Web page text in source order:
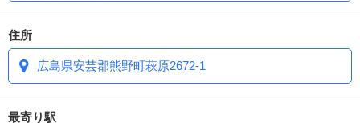
住所
広島県安芸郡熊野町萩原2672-1
最寄り駅